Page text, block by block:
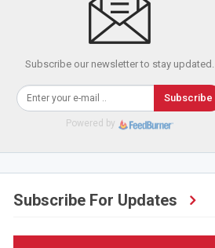
Subscribe our newsletter to stay updated.
Subscribe
Powered by
Subscribe For Updates